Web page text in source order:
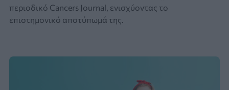
περιοδικό Cancers Journal, ενισχύοντας το
επιστημονικό αποτύπωμά της.